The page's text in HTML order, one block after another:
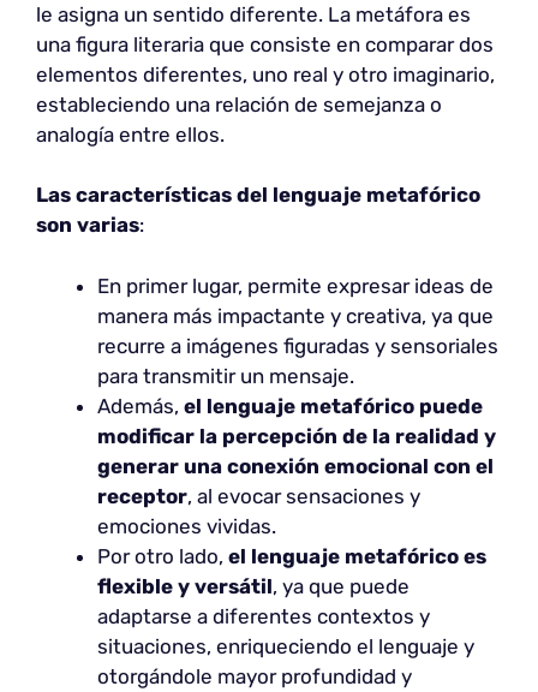
le asigna un sentido diferente. La metáfora es
una figura literaria que consiste en comparar dos
elementos diferentes, uno real y otro imaginario,
estableciendo una relación de semejanza o
analogía entre ellos.
Las características del lenguaje metafórico
son varias:
En primer lugar, permite expresar ideas de
manera más impactante y creativa, ya que
recurre a imágenes figuradas y sensoriales
para transmitir un mensaje.
Además, el lenguaje metafórico puede
modificar la percepción de la realidad y
generar una conexión emocional con el
receptor, al evocar sensaciones y
emociones vividas.
Por otro lado, el lenguaje metafórico es
flexible y versátil, ya que puede
adaptarse a diferentes contextos y
situaciones, enriqueciendo el lenguaje y
otorgándole mayor profundidad y